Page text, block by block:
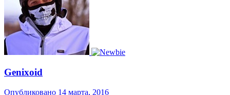
Genixoid
Опубликовано 14 марта, 2016